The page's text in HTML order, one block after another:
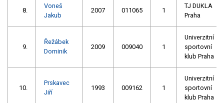
8.
Voneš
Jakub
2007 011065 1
TJ DUKLA
Praha
9.
Řežábek
Dominik
2009 009040 1
Univerzitní
sportovní
klub Praha
10.
Prskavec
Jiří
1993 009162 1
Univerzitní
sportovní
klub Praha